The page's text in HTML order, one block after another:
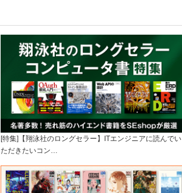
[特集]【翔泳社のロングセラー】ITエンジニアに読んでい
ただきたいコン…